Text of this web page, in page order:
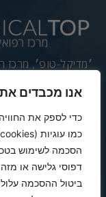
אנו מכבדים
כדי לספק את
הסכמה לשימוש
דפוסי גלישה או
ביטול ההסכמה
׳מדיקל-טופ׳, מרכז
ההולך וגובר של
לרבים לגמוע
ממומחים ברחבי
Online